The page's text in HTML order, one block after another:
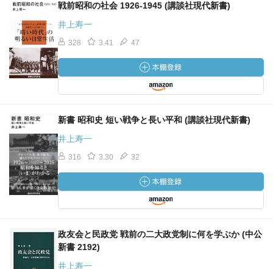
戦前昭和の社会 1926-1945 (講談社現代新書)
井上寿一
328 3.41 47
新書 昭和史 短い戦争と長い平和 (講談社現代新書)
井上寿一
316 3.30 32
政友会と民政党 戦前の二大政党制に何を学ぶか (中公
新書 2192)
井上寿一